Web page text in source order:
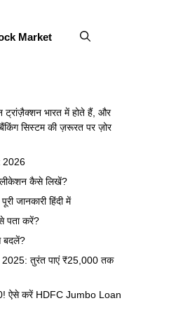
Market
भारत में होते हैं, और
सिस्टम की ज़रूरत पर ज़ोर
2026
कैसे लिखें?
जानकारी हिंदी में
पता करें?
बदलें?
तुरंत पाएं ₹25,000 तक
ऐसे करें HDFC Jumbo Loan